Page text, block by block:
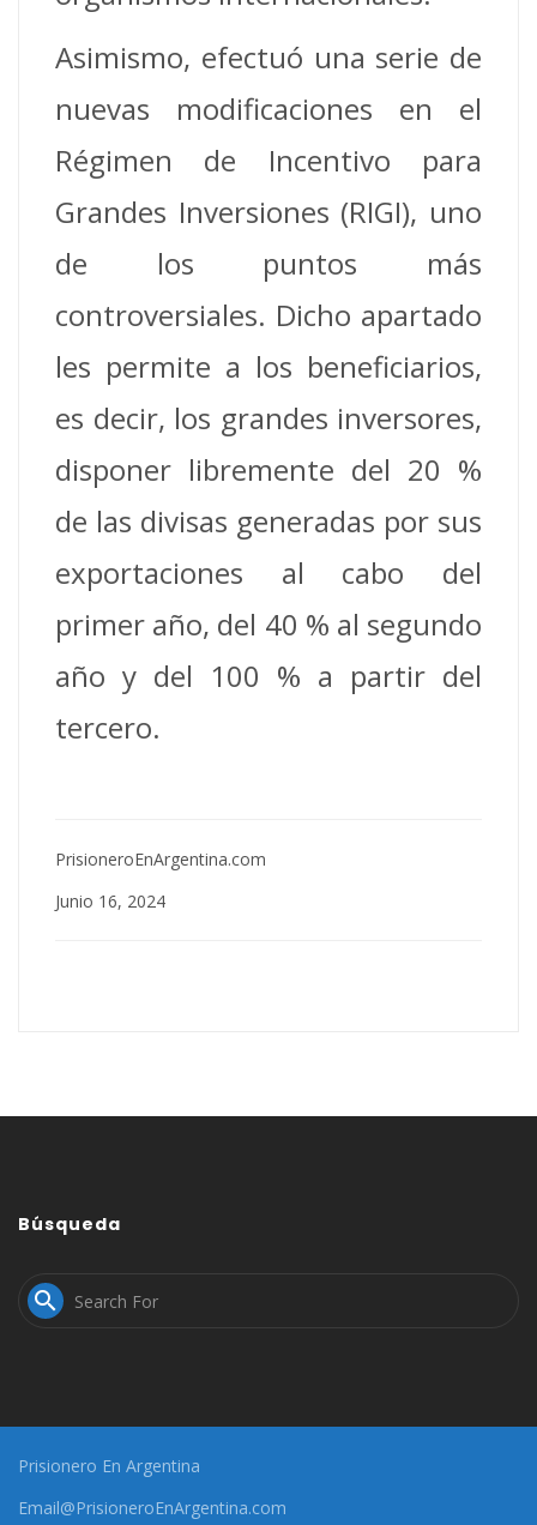
Asimismo, efectuó una serie de
nuevas modificaciones en el
Régimen de Incentivo para
Grandes Inversiones (RIGI), uno
de los puntos más
controversiales. Dicho apartado
les permite a los beneficiarios,
es decir, los grandes inversores,
disponer libremente del 20 %
de las divisas generadas por sus
exportaciones al cabo del
primer año, del 40 % al segundo
año y del 100 % a partir del
tercero.
PrisioneroEnArgentina.com
Junio 16, 2024
Búsqueda

Prisionero En Argentina
Email@PrisioneroEnArgentina.com